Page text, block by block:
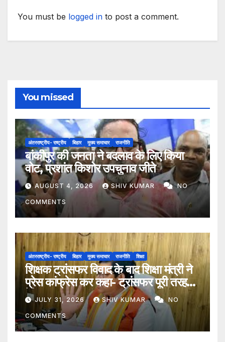
You must be logged in to post a comment.
You missed
अंतरराष्ट्रीय- राष्ट्रीय बिहार मुख्य समाचार राजनीति
बांकीपुर की जनता ने बदलाव के लिए किया
वोट, प्रशांत किशोर उपचुनाव जीते
AUGUST 4, 2026 SHIV KUMAR NO
COMMENTS
अंतरराष्ट्रीय- राष्ट्रीय बिहार मुख्य समाचार राजनीति शिक्षा
शिक्षक ट्रांसफर विवाद के बाद शिक्षा मंत्री ने
प्रेस कांफ्रेस कर कहा- ट्रांसफर पूरी तरह
ऐच्छिक
JULY 31, 2026 SHIV KUMAR NO
COMMENTS